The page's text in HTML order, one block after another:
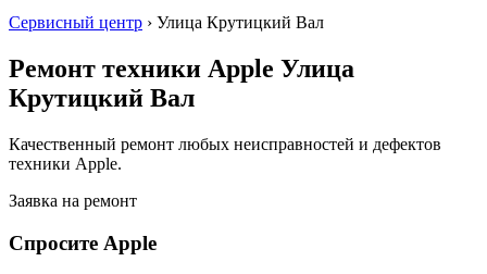
Сервисный центр › Улица Крутицкий Вал
Ремонт техники Apple Улица
Крутицкий Вал
Качественный ремонт любых неисправностей и дефектов
техники Apple.
Заявка на ремонт
Спросите Apple